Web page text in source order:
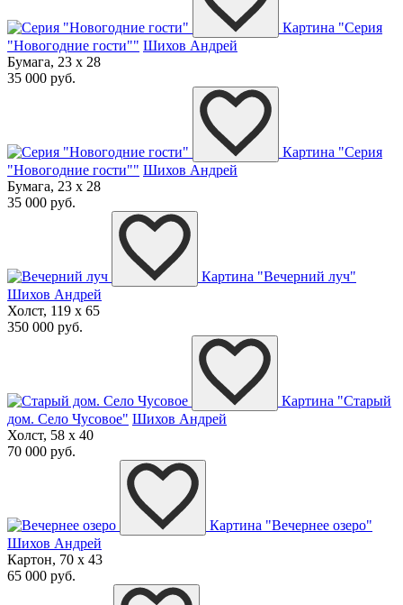
Картина "Серия
"Новогодние гости"" Шихов Андрей
Бумага, 23 x 28
35 000 руб.
Картина "Серия
"Новогодние гости"" Шихов Андрей
Бумага, 23 x 28
35 000 руб.
Картина "Вечерний луч"
Шихов Андрей
Холст, 119 x 65
350 000 руб.
Картина "Старый
дом. Село Чусовое" Шихов Андрей
Холст, 58 x 40
70 000 руб.
Картина "Вечернее озеро"
Шихов Андрей
Картон, 70 x 43
65 000 руб.